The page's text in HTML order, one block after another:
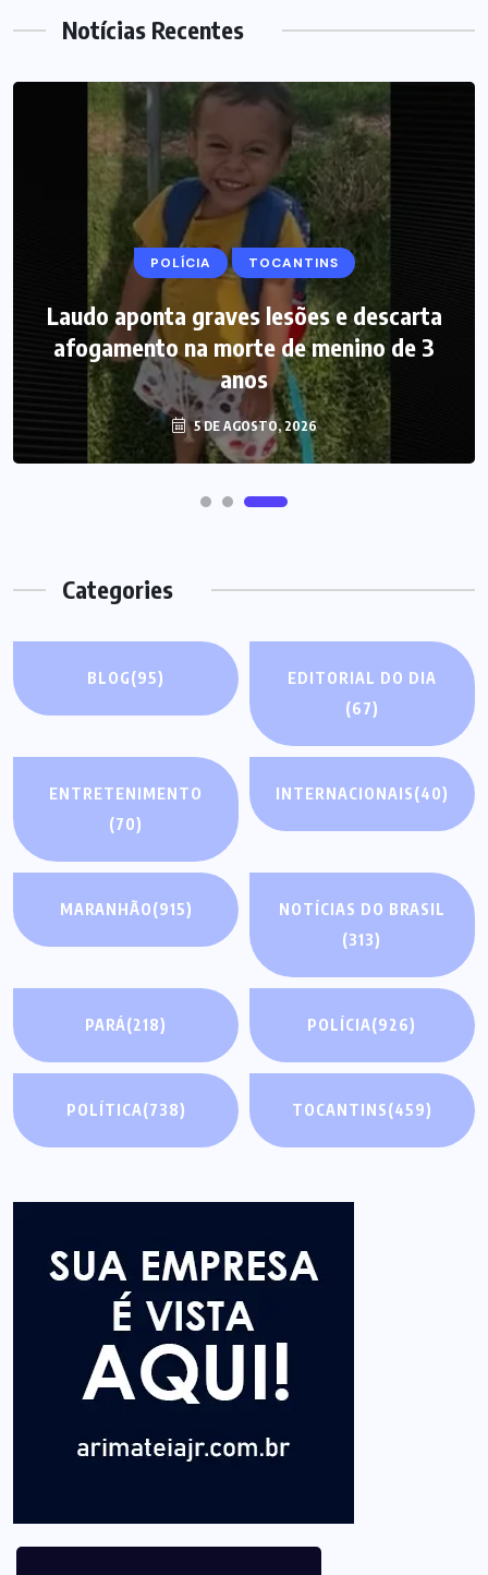
Notícias Recentes
POLÍCIA TOCANTINS
Laudo aponta graves lesões e descarta
afogamento na morte de menino de 3
anos
5 DE AGOSTO, 2026
MARANHÃO POLÍCIA
Picareta e martelo podem ter sido
usados por mãe para matar bebê no
Maranhão, diz polícia
5 DE AGOSTO, 2026
Categories
BLOG(95)
EDITORIAL DO DIA
(67)
ENTRETENIMENTO
(70)
INTERNACIONAIS(40)
MARANHÃO(915)
NOTÍCIAS DO BRASIL
(313)
PARÁ(218) POLÍCIA(926)
POLÍTICA(738) TOCANTINS(459)